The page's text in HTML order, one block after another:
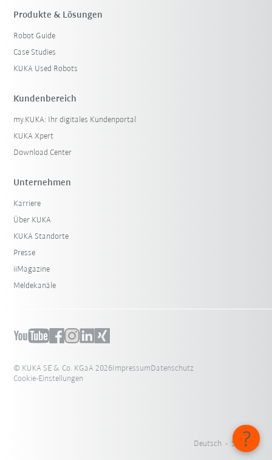
Produkte & Lösungen
Robot Guide
Case Studies
KUKA Used Robots
Kundenbereich
my.KUKA: Ihr digitales Kundenportal
KUKA Xpert
Download Center
Unternehmen
Karriere
Über KUKA
KUKA Standorte
Presse
iiMagazine
Meldekanäle
© KUKA SE & Co. KGaA 2026ImpressumDatenschutz
Cookie-Einstellungen
Deutsch - Schweiz